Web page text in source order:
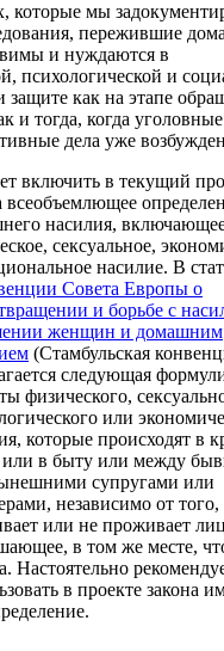
которые мы
пережившие
и нуждаются в
психологической и
защите как на этапе
и тогда, когда
дела уже
включить в текущий
всеобъемлющее
насилия,
сексуальное,
насилие. В
Совета Европы о
и борьбе с
женщин и домашним
(Стамбульская
следующая
физического,
или
которые происходят в
или в быту или между
супругами или
независимо от того,
или не проживает
в том же месте,
Настоятельно
в проекте закона